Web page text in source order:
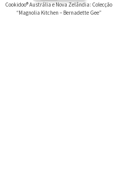
Cookidoo® Austrália e Nova Zelândia: Colecção
“Magnolia Kitchen – Bernadette Gee”